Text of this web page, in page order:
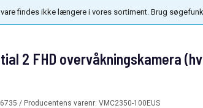
vare findes ikke længere i vores sortiment. Brug
2 FHD overvåkningskamera
/ Producentens varenr: VMC2350-100EUS